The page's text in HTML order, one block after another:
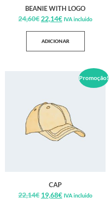
BEANIE WITH LOGO
24,60€ 22,14€ IVA incluido
ADICIONAR
Promoção!
CAP
22,14€ 19,68€ IVA incluido